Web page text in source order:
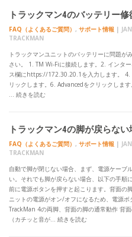
トラックマン4のバッテリー修
FAQ（よくあるご質問） , サポート情報 |
TRACKMAN
トラックマンユニットのバッテリーに問題が
さい。 1. TM Wi-Fiに接続します。2. インタ
ス欄にhttps://172.30.20.1を入力します。 4.
リックします。6. Advancedをクリックしま
… 続きを読む
トラックマン4の脚が戻らない
FAQ（よくあるご質問） , サポート情報 |
TRACKMAN
自動で脚が閉じない場合、まず、電源ケーブ
い。それでも脚が戻らない場合、以下の手順
前に電源ボタンを押すと起こります。背面の
ニットの電源がオン/オフになるため、電源ボ
TrackMan 4の両脚、背面の脚の通常動作 背
（カチッと音が… 続きを読む